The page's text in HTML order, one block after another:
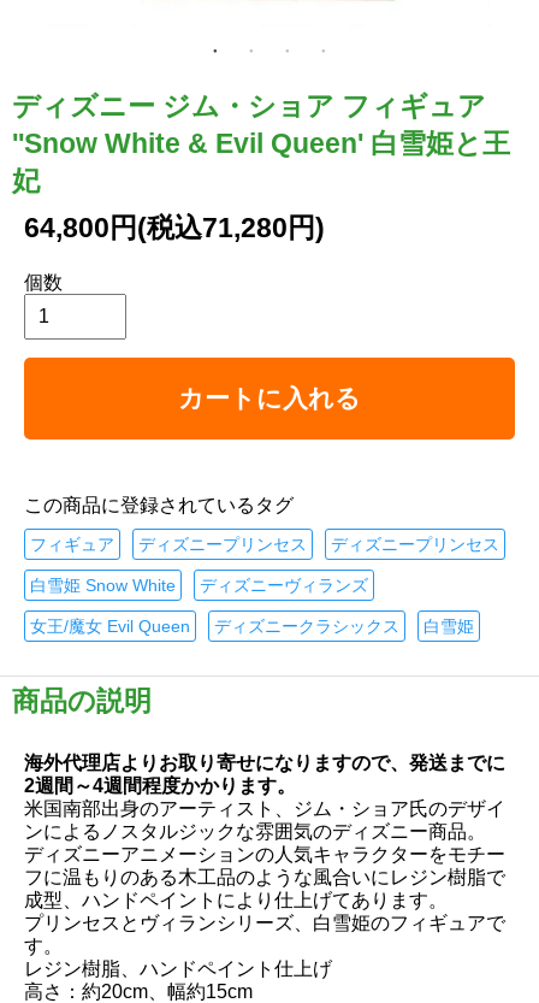
ディズニー ジム・ショア フィギュア
''Snow White & Evil Queen' 白雪姫と王
妃
64,800円(税込71,280円)
個数
カートに入れる
この商品に登録されているタグ
フィギュア ディズニープリンセス ディズニープリンセス
白雪姫 Snow White ディズニーヴィランズ
女王/魔女 Evil Queen ディズニークラシックス 白雪姫
商品の説明
海外代理店よりお取り寄せになりますので、発送までに
2週間～4週間程度かかります。
米国南部出身のアーティスト、ジム・ショア氏のデザイ
ンによるノスタルジックな雰囲気のディズニー商品。
ディズニーアニメーションの人気キャラクターをモチー
フに温もりのある木工品のような風合いにレジン樹脂で
成型、ハンドペイントにより仕上げてあります。
プリンセスとヴィランシリーズ、白雪姫のフィギュアで
す。
レジン樹脂、ハンドペイント仕上げ
高さ：約20cm、幅約15cm